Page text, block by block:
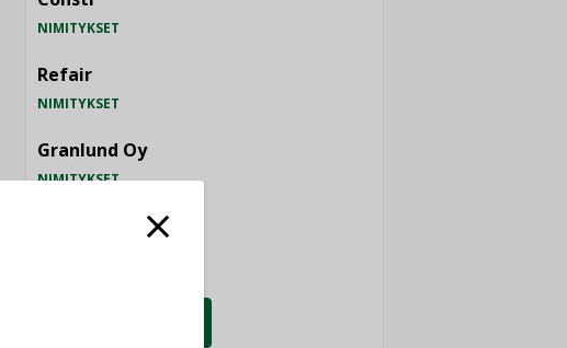
NIMITYKSET
Refair
NIMITYKSET
Granlund Oy
NIMITYKSET
Schneider Electric